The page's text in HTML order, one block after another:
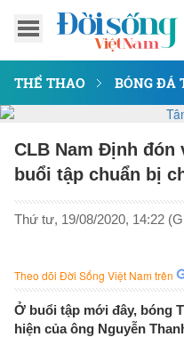
THỂ THAO BÓNG ĐÁ
CLB Nam Định đón
buổi tập chuẩn bị
Thứ tư, 19/08/2020, 14:22
Theo dõi Đời Sống Việt Nam trên
Ở buổi tập mới đây, bóng
hiện của ông Nguyễn